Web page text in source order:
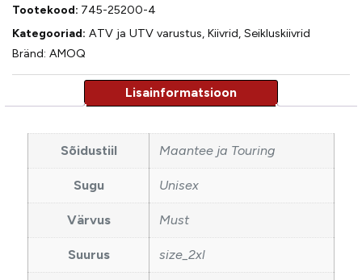
Tootekood: 745-25200-4
Kategooriad: ATV ja UTV varustus, Kiivrid, Seikluskiivrid
Bränd: AMOQ
Sõidustiil Maantee ja Touring
Sugu Unisex
Värvus Must
Suurus size_2xl